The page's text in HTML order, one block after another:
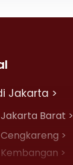
Jakarta >
Barat >
>
>